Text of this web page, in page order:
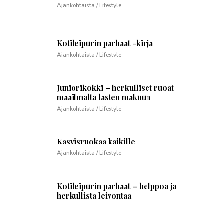
Ajankohtaista / Lifestyle
Kotileipurin parhaat -kirja
Ajankohtaista / Lifestyle
Juniorikokki – herkulliset ruoat
maailmalta lasten makuun
Ajankohtaista / Lifestyle
Kasvisruokaa kaikille
Ajankohtaista / Lifestyle
Kotileipurin parhaat – helppoa ja
herkullista leivontaa